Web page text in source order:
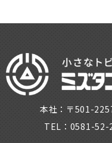
本社：〒501-
TEL：0581-